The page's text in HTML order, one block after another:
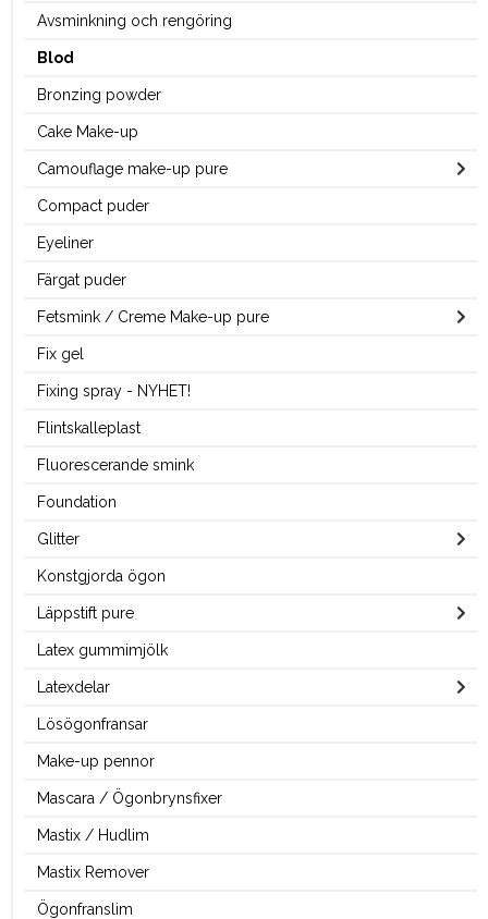
Avsminkning och rengöring
Blod
Bronzing powder
Cake Make-up
Camouflage make-up pure
Compact puder
Eyeliner
Färgat puder
Fetsmink / Creme Make-up pure
Fix gel
Fixing spray - NYHET!
Flintskalleplast
Fluorescerande smink
Foundation
Glitter
Konstgjorda ögon
Läppstift pure
Latex gummimjölk
Latexdelar
Lösögonfransar
Make-up pennor
Mascara / Ögonbrynsfixer
Mastix / Hudlim
Mastix Remover
Ögonfranslim